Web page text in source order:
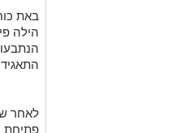
באת
הילה
לאחר